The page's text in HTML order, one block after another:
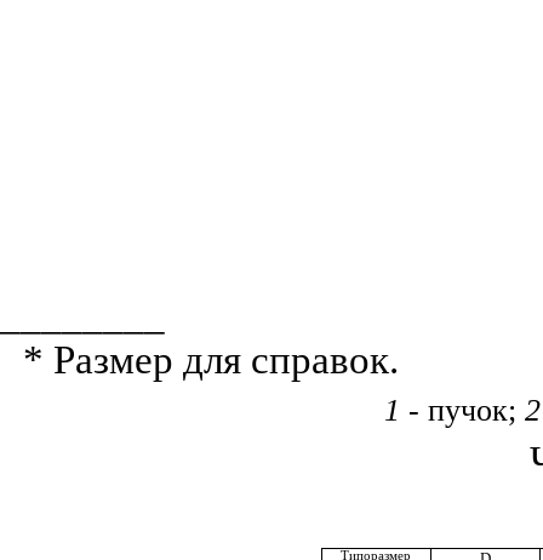
* Размер для справок.
1 - пучок; 2
Типоразмер